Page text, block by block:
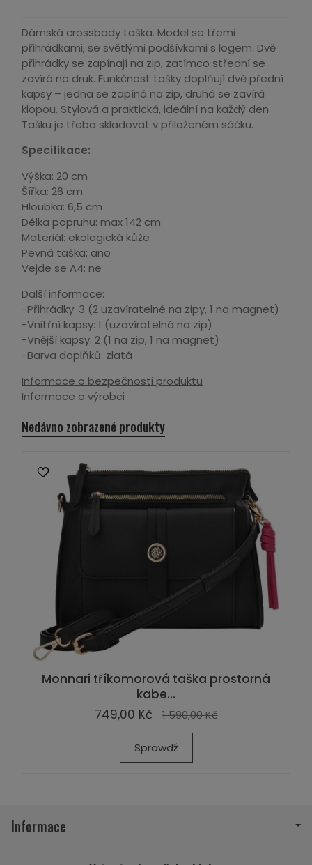
Dámská crossbody taška. Model se třemi
přihrádkami, se světlými podšívkami s logem. Dvě
přihrádky se zapínají na zip, zatímco střední se
zavírá na druk. Funkčnost tašky doplňují dvě přední
kapsy – jedna se zapíná na zip, druhá se zavírá
klopou. Stylová a praktická, ideální na každý den.
Tašku je třeba skladovat v přiloženém sáčku.
Specifikace:
Výška: 20 cm
Šířka: 26 cm
Hloubka: 6,5 cm
Délka popruhu: max 142 cm
Materiál: ekologická kůže
Pevná taška: ano
Vejde se A4: ne
Další informace:
-Přihrádky: 3 (2 uzavíratelné na zipy, 1 na magnet)
-Vnitřní kapsy: 1 (uzavíratelná na zip)
-Vnější kapsy: 2 (1 na zip, 1 na magnet)
-Barva doplňků: zlatá
Informace o bezpečnosti produktu
Informace o výrobci
Nedávno zobrazené produkty
Monnari tříkomorová taška prostorná
kabe...
749,00 Kč
1 590,00 Kč
Sprawdź
Informace